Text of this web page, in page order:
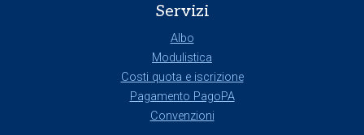
Servizi
Albo
Modulistica
Costi quota e iscrizione
Pagamento PagoPA
Convenzioni